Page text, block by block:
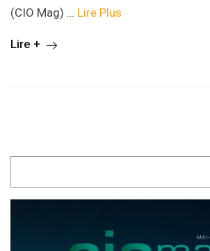
(CIO Mag) … Lire Plus
Lire +